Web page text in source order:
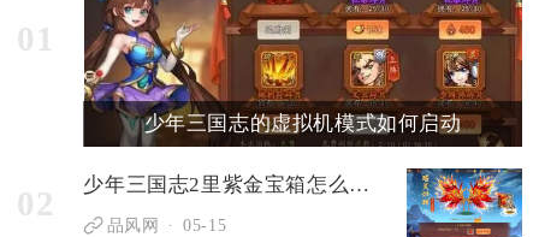
01
少年三国志的虚拟机模式如何启动
02 少年三国志2里紫金宝箱怎么选才好
品风网 05-15